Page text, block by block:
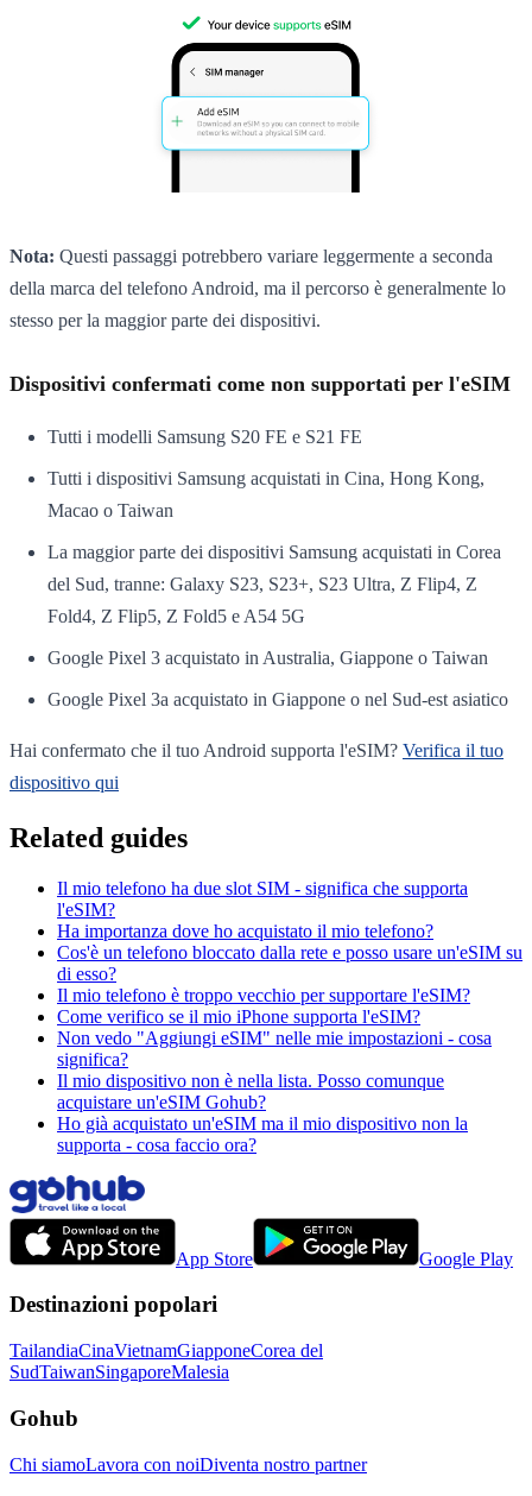
Nota: Questi passaggi potrebbero variare leggermente a seconda
della marca del telefono Android, ma il percorso è generalmente lo
stesso per la maggior parte dei dispositivi.
Dispositivi confermati come non supportati per l'eSIM
Tutti i modelli Samsung S20 FE e S21 FE
Tutti i dispositivi Samsung acquistati in Cina, Hong Kong,
Macao o Taiwan
La maggior parte dei dispositivi Samsung acquistati in Corea
del Sud, tranne: Galaxy S23, S23+, S23 Ultra, Z Flip4, Z
Fold4, Z Flip5, Z Fold5 e A54 5G
Google Pixel 3 acquistato in Australia, Giappone o Taiwan
Google Pixel 3a acquistato in Giappone o nel Sud-est asiatico
Hai confermato che il tuo Android supporta l'eSIM? Verifica il tuo
dispositivo qui
Related guides
Il mio telefono ha due slot SIM - significa che supporta
l'eSIM?
Ha importanza dove ho acquistato il mio telefono?
Cos'è un telefono bloccato dalla rete e posso usare un'eSIM su
di esso?
Il mio telefono è troppo vecchio per supportare l'eSIM?
Come verifico se il mio iPhone supporta l'eSIM?
Non vedo "Aggiungi eSIM" nelle mie impostazioni - cosa
significa?
Il mio dispositivo non è nella lista. Posso comunque
acquistare un'eSIM Gohub?
Ho già acquistato un'eSIM ma il mio dispositivo non la
supporta - cosa faccio ora?
App Store Google Play
Destinazioni popolari
TailandiaCinaVietnamGiapponeCorea del
SudTaiwanSingaporeMalesia
Gohub
Chi siamoLavora con noiDiventa nostro partner